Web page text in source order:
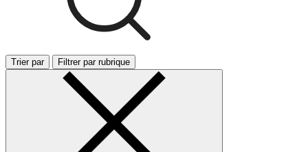
Trier par Filtrer par rubrique